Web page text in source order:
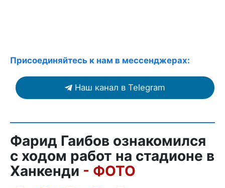
Присоединяйтесь к нам в мессенджерах:
Наш канал в Telegram
Фарид Гаибов ознакомился
с ходом работ на стадионе в
Ханкенди - ФОТО